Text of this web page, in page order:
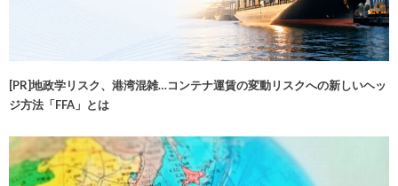
[PR]地政学リスク、港湾混雑…コンテナ運賃の変動リスクへの新しいヘッ
ジ方法「FFA」とは